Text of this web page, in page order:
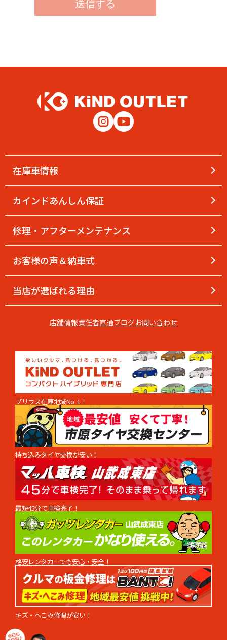
在庫車情報
カインドあんしん保証
修理・アフターメンテナンス
お客様の声＆納車式
当店が選ばれる理由
店舗情報責任者直通ブログお問い合わせ
プリウス在庫地域No .1！
持ち込みタイヤ交換が安い！
最短45分で車検完了！
格安レンタカーでも安心・安全！
キズ・へこみ修理が安い！